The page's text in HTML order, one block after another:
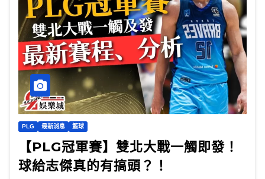
PLG 最新消息 籃球
【PLG冠軍賽】雙北大戰一觸即發！
球給志傑真的有搞頭？！